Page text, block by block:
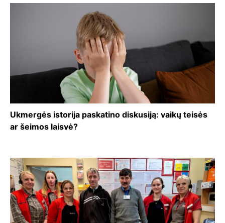
Ukmergės istorija paskatino diskusiją: vaikų teisės
ar šeimos laisvė?